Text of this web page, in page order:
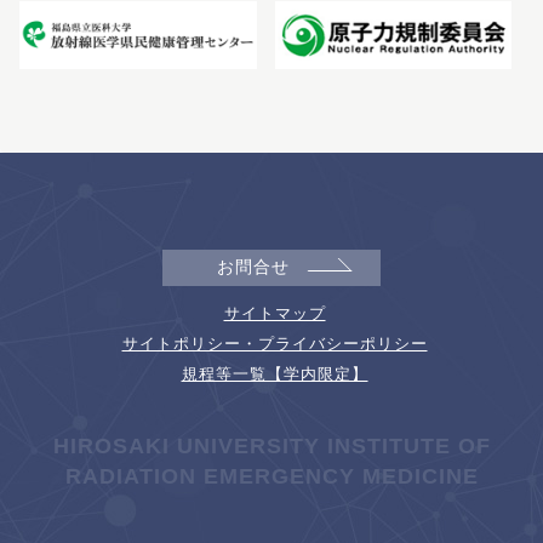
お問合せ
サイトマップ
サイトポリシー・プライバシーポリシー
規程等一覧【学内限定】
HIROSAKI UNIVERSITY INSTITUTE OF
RADIATION EMERGENCY MEDICINE